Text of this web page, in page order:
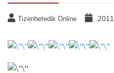
Tizenhetedik Online